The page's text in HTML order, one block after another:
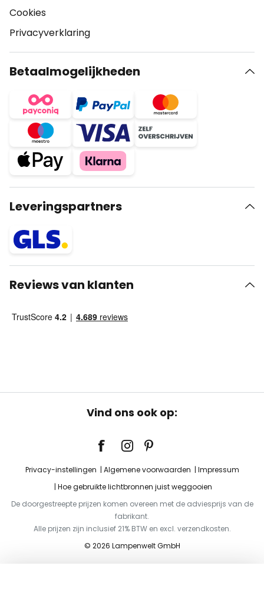
Cookies
Privacyverklaring
Betaalmogelijkheden
Leveringspartners
Reviews van klanten
Vind ons ook op:
Privacy-instellingen Algemene voorwaarden
Impressum
Hoe gebruikte lichtbronnen juist weggooien
De doorgestreepte prijzen komen overeen met de adviesprijs van de
fabrikant.
Alle prijzen zijn inclusief 21% BTW en excl. verzendkosten.
© 2026 Lampenwelt GmbH